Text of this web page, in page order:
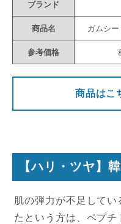
ブランド
商品名 ガムシ
参考価格
商品はこ
【ハリ・ツヤ】
肌の弾力が不足して
たという方は、ペプ